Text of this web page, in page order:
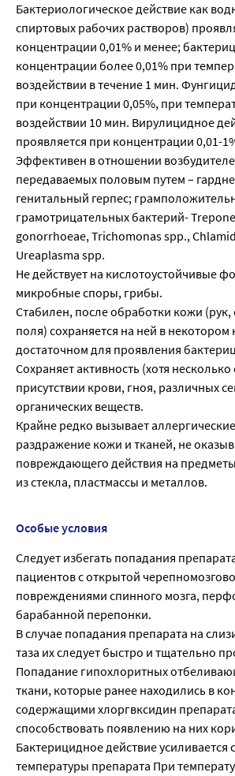
Бактериологическое действие как
спиртовых рабочих растворов)
концентрации 0,01% и менее;
концентрации более 0,01% при
воздействии в течение 1 мин.
при концентрации 0,05%, при
воздействии 10 мин. Вирулицидное
проявляется при концентрации 0,01-
Эффективен в отношении
передаваемых половым путем –
генитальный герпес;
грамотрицательных бактерий-
gonorrhoeae, Trichomonas spp.,
Ureaplasma spp.
Не действует на кислотоустойчивые
микробные споры, грибы.
Стабилен, после обработки кожи
поля) сохраняется на ней в некотором
достаточном для проявления
Сохраняет активность (хотя
присутствии крови, гноя, различных
органических веществ.
Крайне редко вызывает
раздражение кожи и тканей, не
повреждающего действия на
из стекла, пластмассы и металлов.
Особые условия
Следует избегать попадания
пациентов с открытой
повреждениями спинного мозга,
барабанной перепонки.
В случае попадания препарата на
таза их следует быстро и тщательно
Попадание гипохлоритных
ткани, которые ранее находились в
содержащими хлоргвксидин
способствовать появлению на них
Бактерицидное действие
температуры препарата При